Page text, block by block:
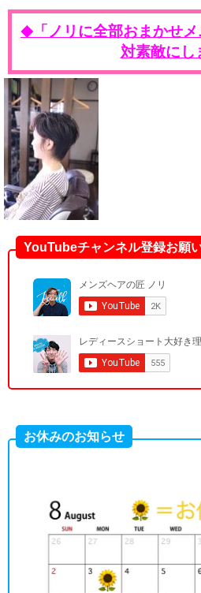
◆
「ノリに全部おまかせ
対素敵にし
YouTubeチャンネル登録お願
お休みのお知らせ